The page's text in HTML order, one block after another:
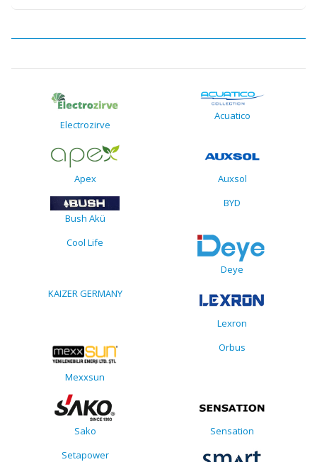
Electrozirve
Acuatico
Apex Auxsol
Bush Akü
BYD
Cool Life
Deye
KAIZER GERMANY
Lexron
Mexxsun
Orbus
Sako
Sensation
Setapower